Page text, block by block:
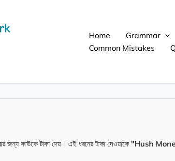
Home
Grammar
Common Mistakes
জন্য কাউকে টাকা দেয়। এই ধরনের টাকা দেওয়াকে "Hush